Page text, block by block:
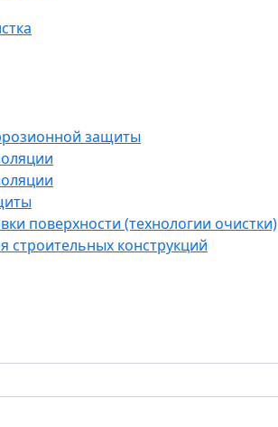
защиты
поверхности (технологии очистки)
строительных конструкций